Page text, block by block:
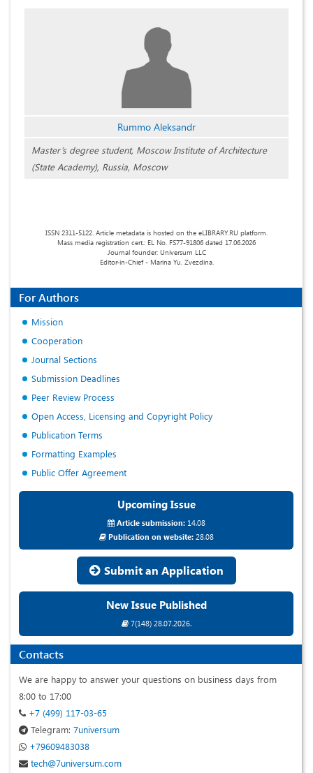
Rummo Aleksandr
Master’s degree student, Moscow Institute of Architecture
(State Academy), Russia, Moscow
ISSN 2311-5122. Article metadata is hosted on the eLIBRARY.RU platform.
Mass media registration cert.: EL No. FS77-91806 dated 17.06.2026
Journal founder: Universum LLC
Editor-in-Chief - Marina Yu. Zvezdina.
For Authors
Mission
Cooperation
Journal Sections
Submission Deadlines
Peer Review Process
Open Access, Licensing and Copyright Policy
Publication Terms
Formatting Examples
Public Offer Agreement
Upcoming Issue
Article submission:14.08
Publication on website:28.08
Submit an Application
New Issue Published
7(148) 28.07.2026.
Contacts
We are happy to answer your questions on business days from
8:00 to 17:00
+7 (499) 117-03-65
Telegram: 7universum
+79609483038
tech@7universum.com